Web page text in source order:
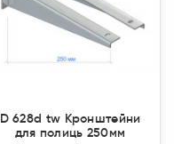
D 628d tw Кронштейни
для полиць 250мм